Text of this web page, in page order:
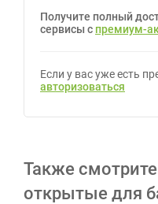
Получите полный
сервисы с премиум-
Если у вас уже есть
авторизоваться
Также
открытые для